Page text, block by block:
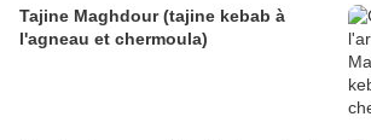
Tajine Maghdour (tajine kebab à
l'agneau et chermoula)